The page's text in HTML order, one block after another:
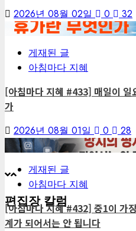
2026년 08월 02일 0
32
게재된 글
아침마다 지혜
[아침마다 지혜 #433] 매일이 일
가
2026년 08월 01일 0
28
게재된 글
아침마다 지혜
[아침마다 지혜 #432] 중1이 가
계가 되어서는 안 됩니다
편집장 칼럼